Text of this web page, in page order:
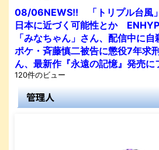
08/06NEWS!! 「トリプル台風
日本に近づく可能性とか
「みなちゃん」さん、配信中に
ポケ・斉藤慎二被告に懲役7年求
ん、最新作『永遠の記憶』発売に
120件のビュー
管理人